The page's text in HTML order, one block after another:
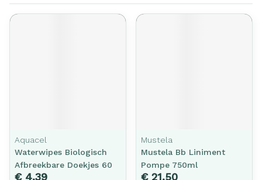
Aquacel
Waterwipes Biologisch
Afbreekbare Doekjes 60
€ 4,39
Mustela
Mustela Bb Liniment
Pompe 750ml
€ 21,50